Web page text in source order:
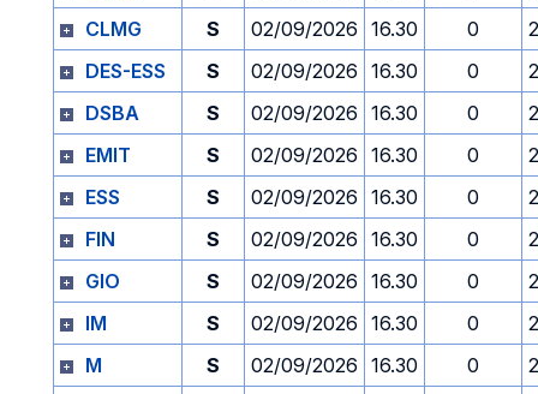
CLMG
S 02/09/2026 16.30 0
DES-ESS
S 02/09/2026 16.30 0
DSBA
S 02/09/2026 16.30 0
EMIT
S 02/09/2026 16.30 0
ESS
S 02/09/2026 16.30 0
FIN
S 02/09/2026 16.30 0
GIO
S 02/09/2026 16.30 0
IM
S 02/09/2026 16.30 0
M
S 02/09/2026 16.30 0